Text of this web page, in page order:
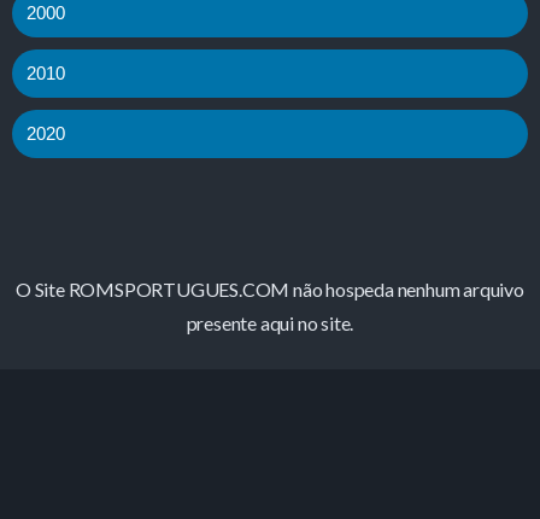
2000
2010
2020
O Site ROMSPORTUGUES.COM não hospeda nenhum arquivo
presente aqui no site.